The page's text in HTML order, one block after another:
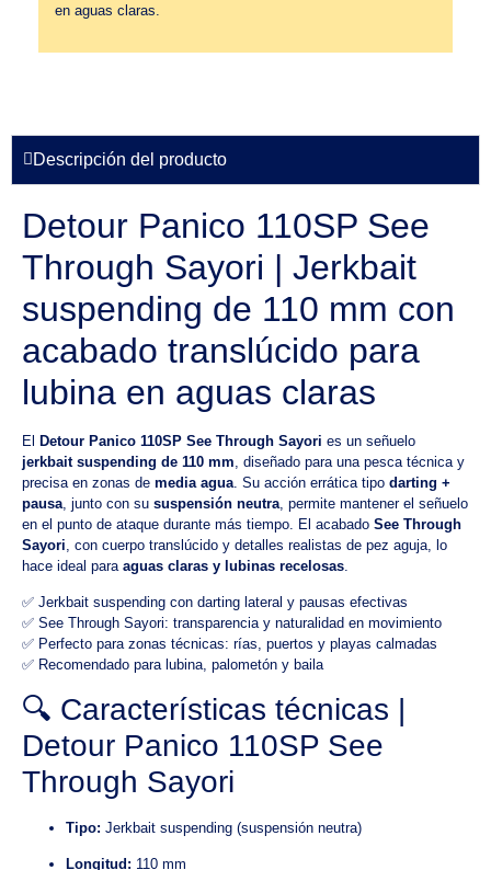
en aguas claras.
Descripción del producto
Detour Panico 110SP See
Through Sayori | Jerkbait
suspending de 110 mm con
acabado translúcido para
lubina en aguas claras
El Detour Panico 110SP See Through Sayori es un señuelo
jerkbait suspending de 110 mm , diseñado para una pesca técnica y
precisa en zonas de media agua . Su acción errática tipo darting +
pausa , junto con su suspensión neutra , permite mantener el señuelo
en el punto de ataque durante más tiempo. El acabado See Through
Sayori , con cuerpo translúcido y detalles realistas de pez aguja, lo
hace ideal para aguas claras y lubinas recelosas
✅ Jerkbait suspending con darting lateral y pausas efectivas
✅ See Through Sayori: transparencia y naturalidad en movimiento
✅ Perfecto para zonas técnicas: rías, puertos y playas calmadas
✅ Recomendado para lubina, palometón y baila
🔍 Características técnicas |
Detour Panico 110SP See
Through Sayori
Tipo: Jerkbait suspending (suspensión neutra)
Longitud: 110 mm